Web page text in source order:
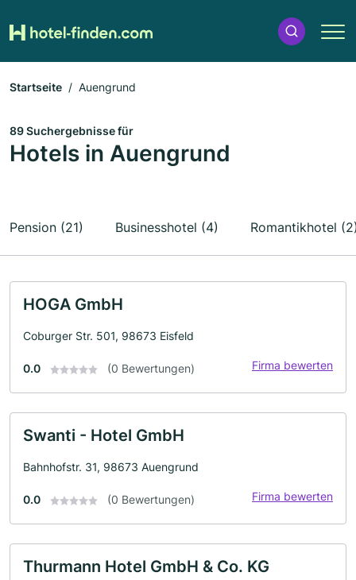
Startseite Auengrund
89 Suchergebnisse für
Hotels in Auengrund
Pension (21) Businesshotel (4) Romantikhotel
HOGA GmbH
Coburger Str. 501, 98673 Eisfeld
0.0 (0 Bewertungen) Firma bewerten
Swanti - Hotel GmbH
Bahnhofstr. 31, 98673 Auengrund
0.0 (0 Bewertungen) Firma bewerten
Thurmann Hotel GmbH & Co. KG